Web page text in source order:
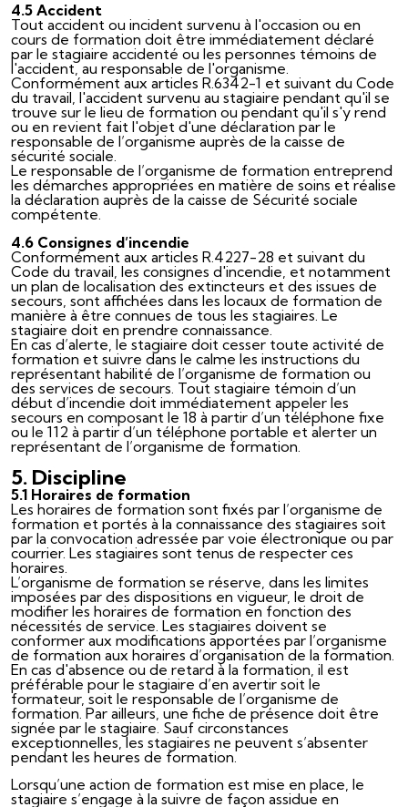
4.5 Accident
Tout accident ou incident survenu à l'occasion ou en
cours de formation doit être immédiatement déclaré
par le stagiaire accidenté ou les personnes témoins de
l'accident, au responsable de l'organisme.
Conformément aux articles R.6342-1 et suivant du Code
du travail, l'accident survenu au stagiaire pendant qu'il se
trouve sur le lieu de formation ou pendant qu'il s'y rend
ou en revient fait l'objet d'une déclaration par le
responsable de l’organisme auprès de la caisse de
sécurité sociale.
Le responsable de l’organisme de formation entreprend
les démarches appropriées en matière de soins et réalise
la déclaration auprès de la caisse de Sécurité sociale
compétente.
4.6 Consignes d’incendie
Conformément aux articles R.4227-28 et suivant du
Code du travail, les consignes d'incendie, et notamment
un plan de localisation des extincteurs et des issues de
secours, sont affichées dans les locaux de formation de
manière à être connues de tous les stagiaires. Le
stagiaire doit en prendre connaissance.
En cas d’alerte, le stagiaire doit cesser toute activité de
formation et suivre dans le calme les instructions du
représentant habilité de l’organisme de formation ou
des services de secours. Tout stagiaire témoin d’un
début d’incendie doit immédiatement appeler les
secours en composant le 18 à partir d’un téléphone fixe
ou le 112 à partir d’un téléphone portable et alerter un
représentant de l’organisme de formation.
5. Discipline
5.1 Horaires de formation
Les horaires de formation sont fixés par l’organisme de
formation et portés à la connaissance des stagiaires soit
par la convocation adressée par voie électronique ou par
courrier. Les stagiaires sont tenus de respecter ces
horaires.
L’organisme de formation se réserve, dans les limites
imposées par des dispositions en vigueur, le droit de
modifier les horaires de formation en fonction des
nécessités de service. Les stagiaires doivent se
conformer aux modifications apportées par l’organisme
de formation aux horaires d’organisation de la formation.
En cas d'absence ou de retard à la formation, il est
préférable pour le stagiaire d’en avertir soit le
formateur, soit le responsable de l’organisme de
formation. Par ailleurs, une fiche de présence doit être
signée par le stagiaire. Sauf circonstances
exceptionnelles, les stagiaires ne peuvent s’absenter
pendant les heures de formation.
Lorsqu’une action de formation est mise en place, le
stagiaire s’engage à la suivre de façon assidue en